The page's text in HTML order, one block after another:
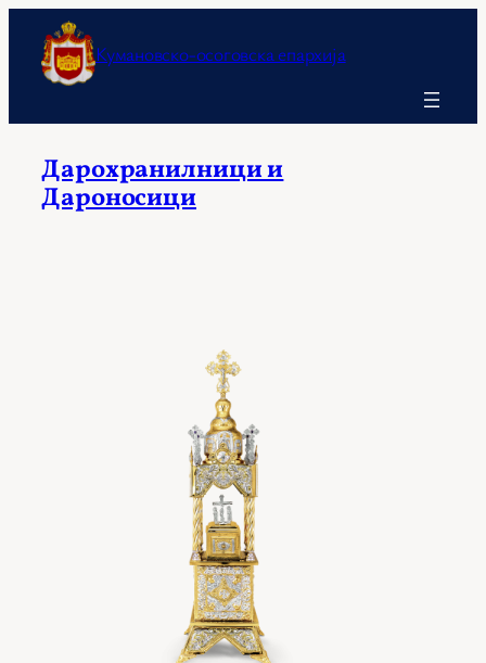
содржината Кумановско-осоговска епархија
Дарохранилници и
Дароносици